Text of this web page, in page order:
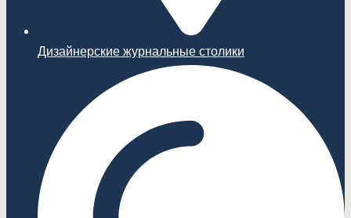
Дизайнерские журнальные столики